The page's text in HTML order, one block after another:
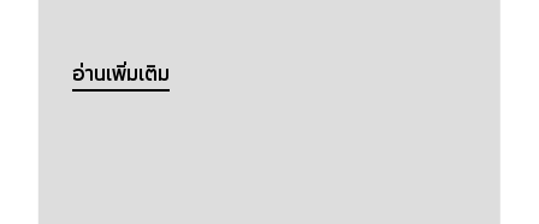
อ่านเพิ่มเติม